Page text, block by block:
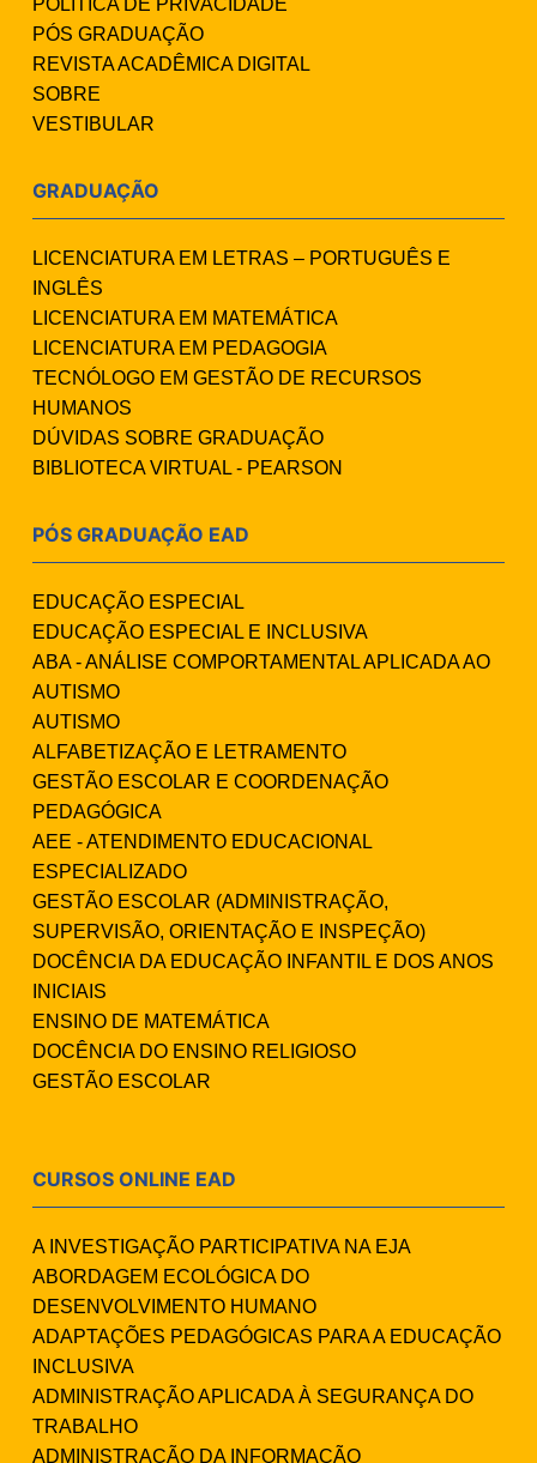
POLÍTICA DE PRIVACIDADE
PÓS GRADUAÇÃO
REVISTA ACADÊMICA DIGITAL
SOBRE
VESTIBULAR
GRADUAÇÃO
LICENCIATURA EM LETRAS – PORTUGUÊS E
INGLÊS
LICENCIATURA EM MATEMÁTICA
LICENCIATURA EM PEDAGOGIA
TECNÓLOGO EM GESTÃO DE RECURSOS
HUMANOS
DÚVIDAS SOBRE GRADUAÇÃO
BIBLIOTECA VIRTUAL - PEARSON
PÓS GRADUAÇÃO EAD
EDUCAÇÃO ESPECIAL
EDUCAÇÃO ESPECIAL E INCLUSIVA
ABA - ANÁLISE COMPORTAMENTAL APLICADA AO
AUTISMO
AUTISMO
ALFABETIZAÇÃO E LETRAMENTO
GESTÃO ESCOLAR E COORDENAÇÃO
PEDAGÓGICA
AEE - ATENDIMENTO EDUCACIONAL
ESPECIALIZADO
GESTÃO ESCOLAR (ADMINISTRAÇÃO,
SUPERVISÃO, ORIENTAÇÃO E INSPEÇÃO)
DOCÊNCIA DA EDUCAÇÃO INFANTIL E DOS ANOS
INICIAIS
ENSINO DE MATEMÁTICA
DOCÊNCIA DO ENSINO RELIGIOSO
GESTÃO ESCOLAR
CURSOS ONLINE EAD
A INVESTIGAÇÃO PARTICIPATIVA NA EJA
ABORDAGEM ECOLÓGICA DO
DESENVOLVIMENTO HUMANO
ADAPTAÇÕES PEDAGÓGICAS PARA A EDUCAÇÃO
INCLUSIVA
ADMINISTRAÇÃO APLICADA À SEGURANÇA DO
TRABALHO
ADMINISTRAÇÃO DA INFORMAÇÃO